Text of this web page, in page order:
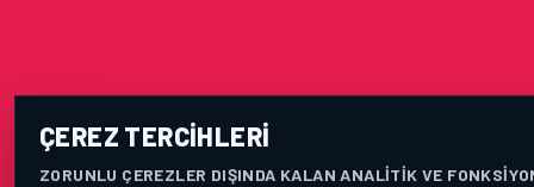
ÇEREZ TERCIHLERI
ZORUNLU ÇEREZLER DIŞINDA KALAN ANALITIK VE